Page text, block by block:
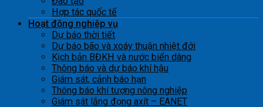
Hợp tác quốc tế
Hoạt động nghiệp vụ
Dự báo thời tiết
Dự báo bão và xoáy thuận nhiệt đới
Kịch bản BĐKH và nước biển dâng
Thông báo và dự báo khí hậu
Giám sát, cảnh báo hạn
Thông báo khí tượng nông nghiệp
Giám sát lắng đọng axít – EANET